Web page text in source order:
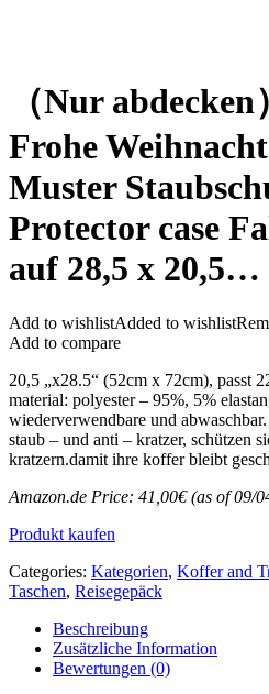
（Nur
Frohe
Muster
Protector case
auf 28,5 x 20,5…
Add to wishlistAdded to wishlist
Add to compare
20,5 „x28.5“ (52cm x 72cm), passt
material: polyester – 95%, 5%
wiederverwendbare und abwaschbar.
staub – und anti – kratzer, schützen
kratzern.damit ihre koffer bleibt
Amazon.de Price: 41,00€(as of 09/
Produkt kaufen
Categories: Kategorien, Koffer and
Taschen, Reisegepäck
Beschreibung
Zusätzliche Information
Bewertungen (0)